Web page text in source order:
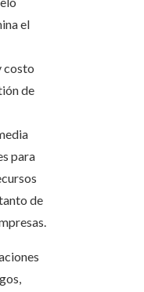
el
costo
de
para
de